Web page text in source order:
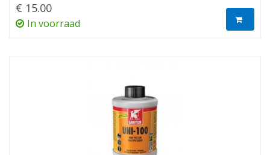
€ 15.00
In voorraad